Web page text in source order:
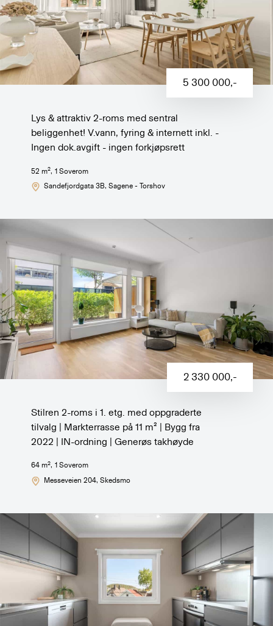
5 300 000,-
Lys & attraktiv 2-roms med sentral
beliggenhet! V.vann, fyring & internett inkl. -
Ingen dok.avgift - ingen forkjøpsrett
52 m2, 1 Soverom
Sandefjordgata 3B, Sagene - Torshov
2 330 000,-
Stilren 2-roms i 1. etg. med oppgraderte
tilvalg | Markterrasse på 11 m² | Bygg fra
2022 | IN-ordning | Generøs takhøyde
64 m2, 1 Soverom
Messeveien 204, Skedsmo